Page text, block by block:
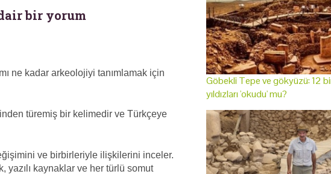
bir yorum
ne kadar arkeolojiyi tanımlamak için
türemiş bir kelimedir ve Türkçeye
ve birbirleriyle ilişkilerini inceler.
yazılı kaynaklar ve her türlü somut
Göbekli Tepe ve gökyüzü: 12
yıldızları 'okudu' mu?